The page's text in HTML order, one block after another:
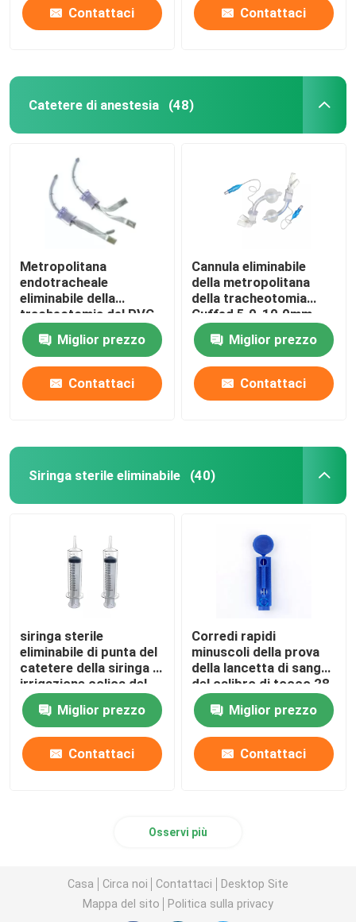
Contattaci Contattaci
Catetere di anestesia (48)
Metropolitana
endotracheale
eliminabile della
tracheotomia del PVC
3.0-10.0mm del
catetere di anestesia
Miglior prezzo
Contattaci
Cannula eliminabile
della metropolitana
della tracheotomia
Cuffed 5.0-10.0mm
con il polsino
Miglior prezzo
Contattaci
Siringa sterile eliminabile (40)
siringa sterile
eliminabile di punta del
catetere della siringa di
irrigazione colica del
clistere della siringa di
20ml 50ml 60ml
Miglior prezzo
Contattaci
Corredi rapidi
minuscoli della prova
della lancetta di sangue
del calibro di tocco 28
della maniglia di
plastica blu eliminabile
di torsione
Miglior prezzo
Contattaci
Osservi più
Casa Circa noi Contattaci
Desktop Site
Mappa del sito
Politica sulla privacy